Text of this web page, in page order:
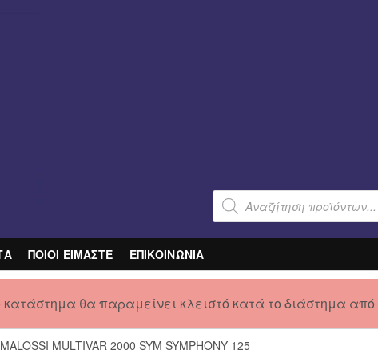
Products
search
ΠΟΙΟΙ ΕΙΜΑΣΤΕ ΕΠΙΚΟΙΝΩΝΙΑ
θα παραμείνει κλειστό κατά το διάστημα από
MULTIVAR 2000 SYM SYMPHONY 125